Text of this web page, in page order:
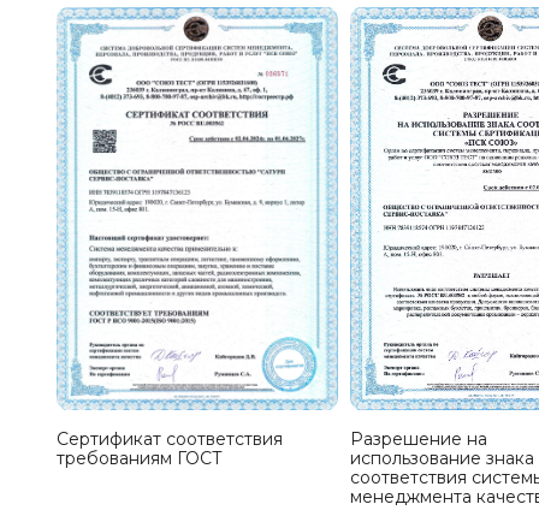
Сертификат соответствия
требованиям ГОСТ
Разрешение на
использование знака
соответствия
менеджмента